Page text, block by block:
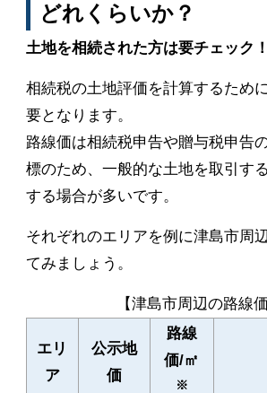
どれくらいか？
土地を相続された方は要チェック！
相続税の土地評価を計算するため
要となります。
路線価は相続税申告や贈与税申告
標のため、一般的な土地を取引す
する場合が多いです。
それぞれのエリアを例に津島市周
てみましょう。
【津島市周辺の路線価
エリ
ア
公示地
価
路線
価/㎡
※